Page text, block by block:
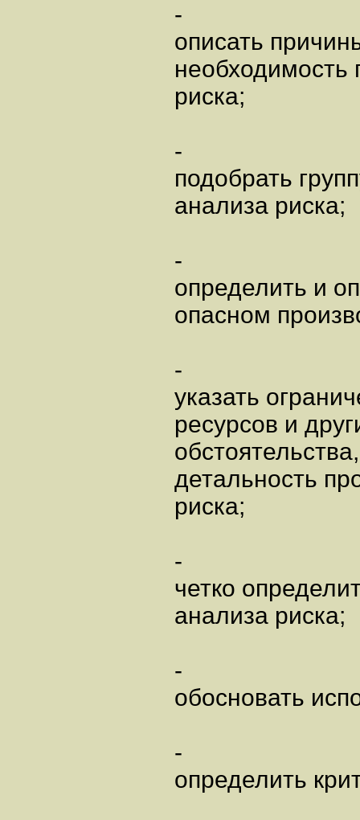
-
описать
необходимость
риска;
-
подобрать
анализа риска;
-
определить и
опасном
-
указать
ресурсов и
детальность
риска;
-
четко
анализа риска;
-
обосновать
-
определить